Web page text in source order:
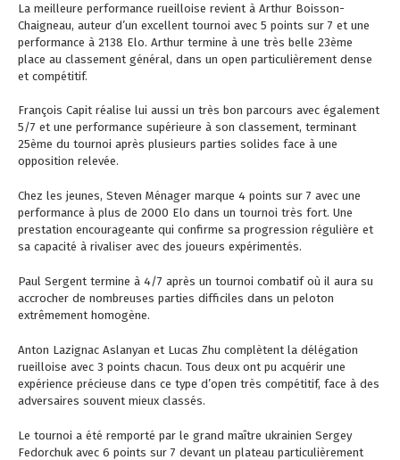
La meilleure performance rueilloise revient à Arthur Boisson-
Chaigneau, auteur d’un excellent tournoi avec 5 points sur 7 et une
performance à 2138 Elo. Arthur termine à une très belle 23ème
place au classement général, dans un open particulièrement dense
et compétitif.
François Capit réalise lui aussi un très bon parcours avec également
5/7 et une performance supérieure à son classement, terminant
25ème du tournoi après plusieurs parties solides face à une
opposition relevée.
Chez les jeunes, Steven Ménager marque 4 points sur 7 avec une
performance à plus de 2000 Elo dans un tournoi très fort. Une
prestation encourageante qui confirme sa progression régulière et
sa capacité à rivaliser avec des joueurs expérimentés.
Paul Sergent termine à 4/7 après un tournoi combatif où il aura su
accrocher de nombreuses parties difficiles dans un peloton
extrêmement homogène.
Anton Lazignac Aslanyan et Lucas Zhu complètent la délégation
rueilloise avec 3 points chacun. Tous deux ont pu acquérir une
expérience précieuse dans ce type d’open très compétitif, face à des
adversaires souvent mieux classés.
Le tournoi a été remporté par le grand maître ukrainien Sergey
Fedorchuk avec 6 points sur 7 devant un plateau particulièrement